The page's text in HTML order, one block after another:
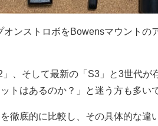
ンストロボをBowensマウントの
、そして最新の「S3」と3世代が
トはあるのか？」と迷う方も多い
徹底的に比較し、その具体的な違